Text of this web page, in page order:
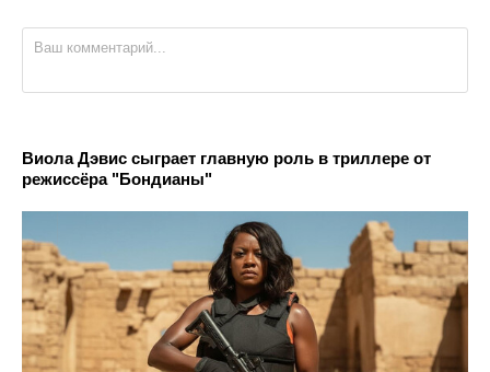
Виола Дэвис сыграет главную роль в триллере от
режиссёра "Бондианы"